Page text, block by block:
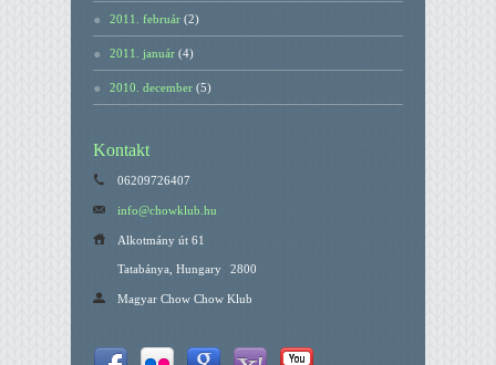
2011. február (2)
2011. január (4)
2010. december (5)
Kontakt
06209726407
info@chowklub.hu
Alkotmány út 61
Tatabánya, Hungary 2800
Magyar Chow Chow Klub